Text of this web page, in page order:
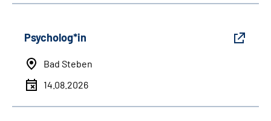
Psycholog*in
Bad Steben
14.08.2026